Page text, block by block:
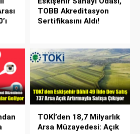
TOBB Akreditasyon
Sertifikasını Aldı!
TOKİ’den 18,7 Milyarlık
Arsa Müzayedesi: Açık